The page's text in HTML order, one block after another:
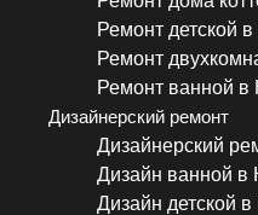
Ремонт детской в
Ремонт
Ремонт ванной в
Дизайнерский ремонт
Дизайнерский
Дизайн ванной в
Дизайн детской в